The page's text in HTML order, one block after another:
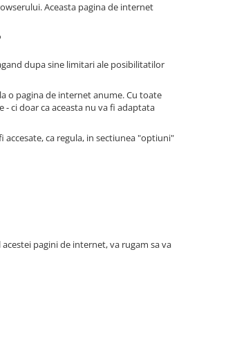
Aceasta pagina de internet
dupa sine limitari ale posibilitatilor
o pagina de internet anume. Cu toate
ci doar ca aceasta nu va fi adaptata
ca regula, in sectiunea "optiuni"
pagini de internet, va rugam sa va